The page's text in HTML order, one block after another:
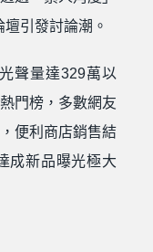
引發討論潮。
聲量達329萬以
門榜，多數網友
便利商店銷售結
成新品曝光極大